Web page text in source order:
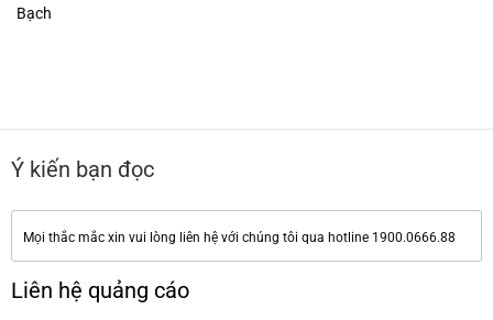
Bạch
Ý kiến bạn đọc
Mọi thắc mắc xin vui lòng liên hệ với chúng tôi qua hotline 1900.0666.88
Liên hệ quảng cáo